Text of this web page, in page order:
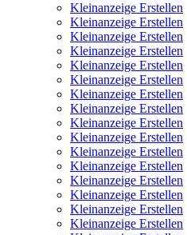
Kleinanzeige Erstellen
Kleinanzeige Erstellen
Kleinanzeige Erstellen
Kleinanzeige Erstellen
Kleinanzeige Erstellen
Kleinanzeige Erstellen
Kleinanzeige Erstellen
Kleinanzeige Erstellen
Kleinanzeige Erstellen
Kleinanzeige Erstellen
Kleinanzeige Erstellen
Kleinanzeige Erstellen
Kleinanzeige Erstellen
Kleinanzeige Erstellen
Kleinanzeige Erstellen
Kleinanzeige Erstellen